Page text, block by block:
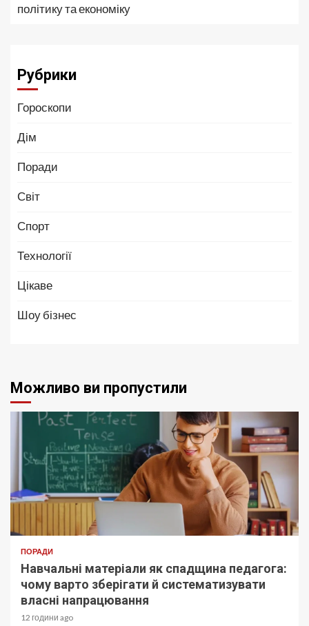
політику та економіку
Рубрики
Гороскопи
Дім
Поради
Світ
Спорт
Технології
Цікаве
Шоу бізнес
Можливо ви пропустили
ПОРАДИ
Навчальні матеріали як спадщина педагога:
чому варто зберігати й систематизувати
власні напрацювання
12 години ago